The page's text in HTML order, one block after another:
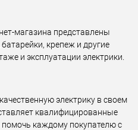
магазина представлены
крепеж и другие
и эксплуатации электрики.
электрику в своем
квалифицированные
каждому покупателю с